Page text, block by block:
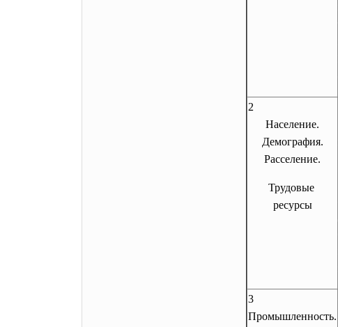
2
Население.
Демография.
Расселение.
Трудовые
ресурсы
3
Промышленность.